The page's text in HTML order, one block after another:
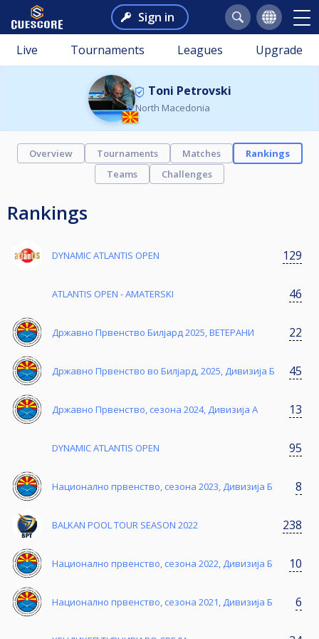
Sign in
Live Tournaments Leagues Upgrade
Toni Petrovski
North Macedonia
Overview Tournaments Matches
Rankings
Teams
Challenges
Rankings
DYNAMIC ATLANTIS OPEN 129
ATLANTIS OPEN - AMATERSKI 46
Државно Првенство Билјард 2025, ВЕТЕРАНИ 22
Државно Првенство во Билјард, 2025, Дивизија Б 45
Државно Првенство, сезона 2024, Дивизија А 13
DYNAMIC ATLANTIS OPEN 95
Национално првенство, сезона 2023, Дивизија Б 8
BALKAN POOL TOUR SEASON 2022 238
Национално првенство, сезона 2022, Дивизија Б 10
Национално првенство, сезона 2021, Дивизија Б 6